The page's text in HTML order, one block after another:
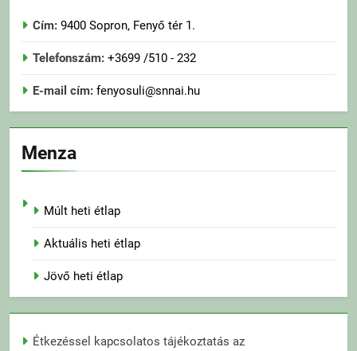
Cím: 9400 Sopron, Fenyő tér 1.
Telefonszám: +3699 /510 - 232
E-mail cím: fenyosuli@snnai.hu
Menza
Múlt heti étlap
Aktuális heti étlap
Jövő heti étlap
Étkezéssel kapcsolatos tájékoztatás az